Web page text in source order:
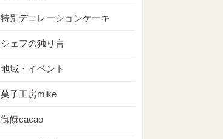
特別デコレーションケーキ
シェフの独り言
地域・イベント
菓子工房mike
御饌cacao